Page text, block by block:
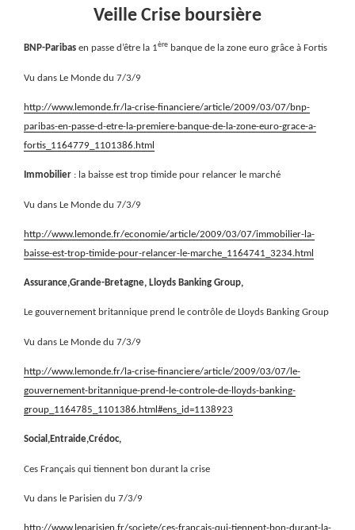
Veille Crise boursière
BNP-Paribas en passe d’être la 1ère banque de la zone euro grâce à Fortis
Vu dans Le Monde du 7/3/9
http://www.lemonde.fr/la-crise-financiere/article/2009/03/07/bnp-
paribas-en-passe-d-etre-la-premiere-banque-de-la-zone-euro-grace-a-
fortis_1164779_1101386.html
Immobilier : la baisse est trop timide pour relancer le marché
Vu dans Le Monde du 7/3/9
http://www.lemonde.fr/economie/article/2009/03/07/immobilier-la-
baisse-est-trop-timide-pour-relancer-le-marche_1164741_3234.html
Assurance,Grande-Bretagne, Lloyds Banking Group,
Le gouvernement britannique prend le contrôle de Lloyds Banking Group
Vu dans Le Monde du 7/3/9
http://www.lemonde.fr/la-crise-financiere/article/2009/03/07/le-
gouvernement-britannique-prend-le-controle-de-lloyds-banking-
group_1164785_1101386.html#ens_id=1138923
Social,Entraide,Crédoc,
Ces Français qui tiennent bon durant la crise
Vu dans le Parisien du 7/3/9